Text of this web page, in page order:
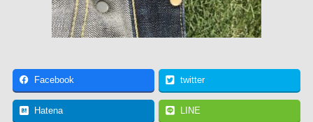
Facebook twitter
Hatena LINE